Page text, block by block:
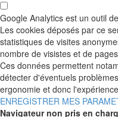
Google Analytics est un outil
Les cookies déposés par ce
statistiques de visites
nombre de visistes et de
Ces données permettent
détecter d'éventuels
ergonomie et donc
ENREGISTRER MES
Navigateur non pris en